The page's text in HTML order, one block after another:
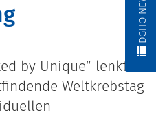
DGHO NEWS
by Unique“ lenkt
Weltkrebstag